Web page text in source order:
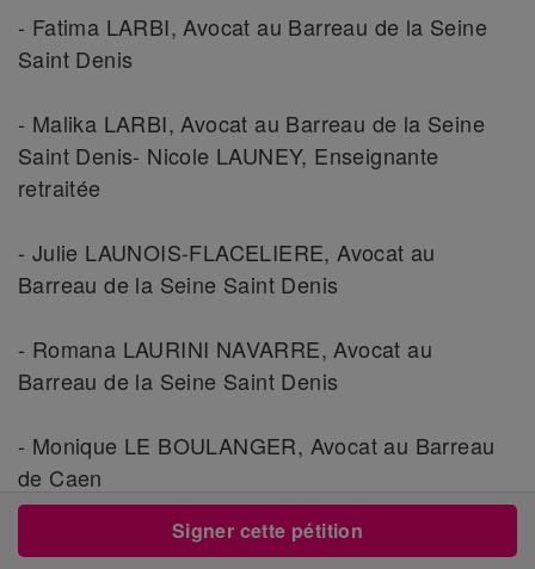
Signer cette pétition
- Fatima LARBI, Avocat au Barreau de la Seine
Saint Denis
- Malika LARBI, Avocat au Barreau de la Seine
Saint Denis- Nicole LAUNEY, Enseignante
retraitée
- Julie LAUNOIS-FLACELIERE, Avocat au
Barreau de la Seine Saint Denis
- Romana LAURINI NAVARRE, Avocat au
Barreau de la Seine Saint Denis
- Monique LE BOULANGER, Avocat au Barreau
de Caen
- Claire LEFEBVRE, Infirmière retraitée